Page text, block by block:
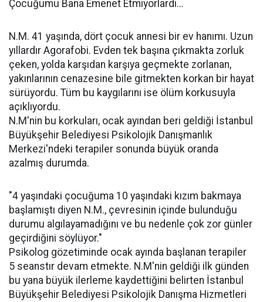
Çocuğumu Bana Emenet Etmiyorlardı…
N.M. 41 yaşında, dört çocuk annesi bir ev hanımı. Uzun
yıllardır Agorafobi. Evden tek başına çıkmakta zorluk
çeken, yolda karşıdan karşıya geçmekte zorlanan,
yakınlarının cenazesine bile gitmekten korkan bir hayat
sürüyordu. Tüm bu kaygılarını ise ölüm korkusuyla
açıklıyordu.
N.M'nin bu korkuları, ocak ayından beri geldiği İstanbul
Büyükşehir Belediyesi Psikolojik Danışmanlık
Merkezi'ndeki terapiler sonunda büyük oranda
azalmış durumda.
"4 yaşındaki çocuğuma 10 yaşındaki kızım bakmaya
başlamıştı diyen N.M., çevresinin içinde bulunduğu
durumu algılayamadığını ve bu nedenle çok zor günler
geçirdiğini söylüyor."
Psikolog gözetiminde ocak ayında başlanan terapiler
5 seanstır devam etmekte. N.M'nin geldiği ilk günden
bu yana büyük ilerleme kaydettiğini belirten İstanbul
Büyükşehir Belediyesi Psikolojik Danışma Hizmetleri